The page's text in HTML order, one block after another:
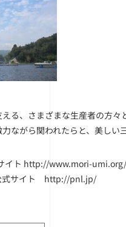
る、さまざまな生産者の方
ながら関われたらと、美しい
イト http://www.mori-umi.org/
式サイト http://pnl.jp/